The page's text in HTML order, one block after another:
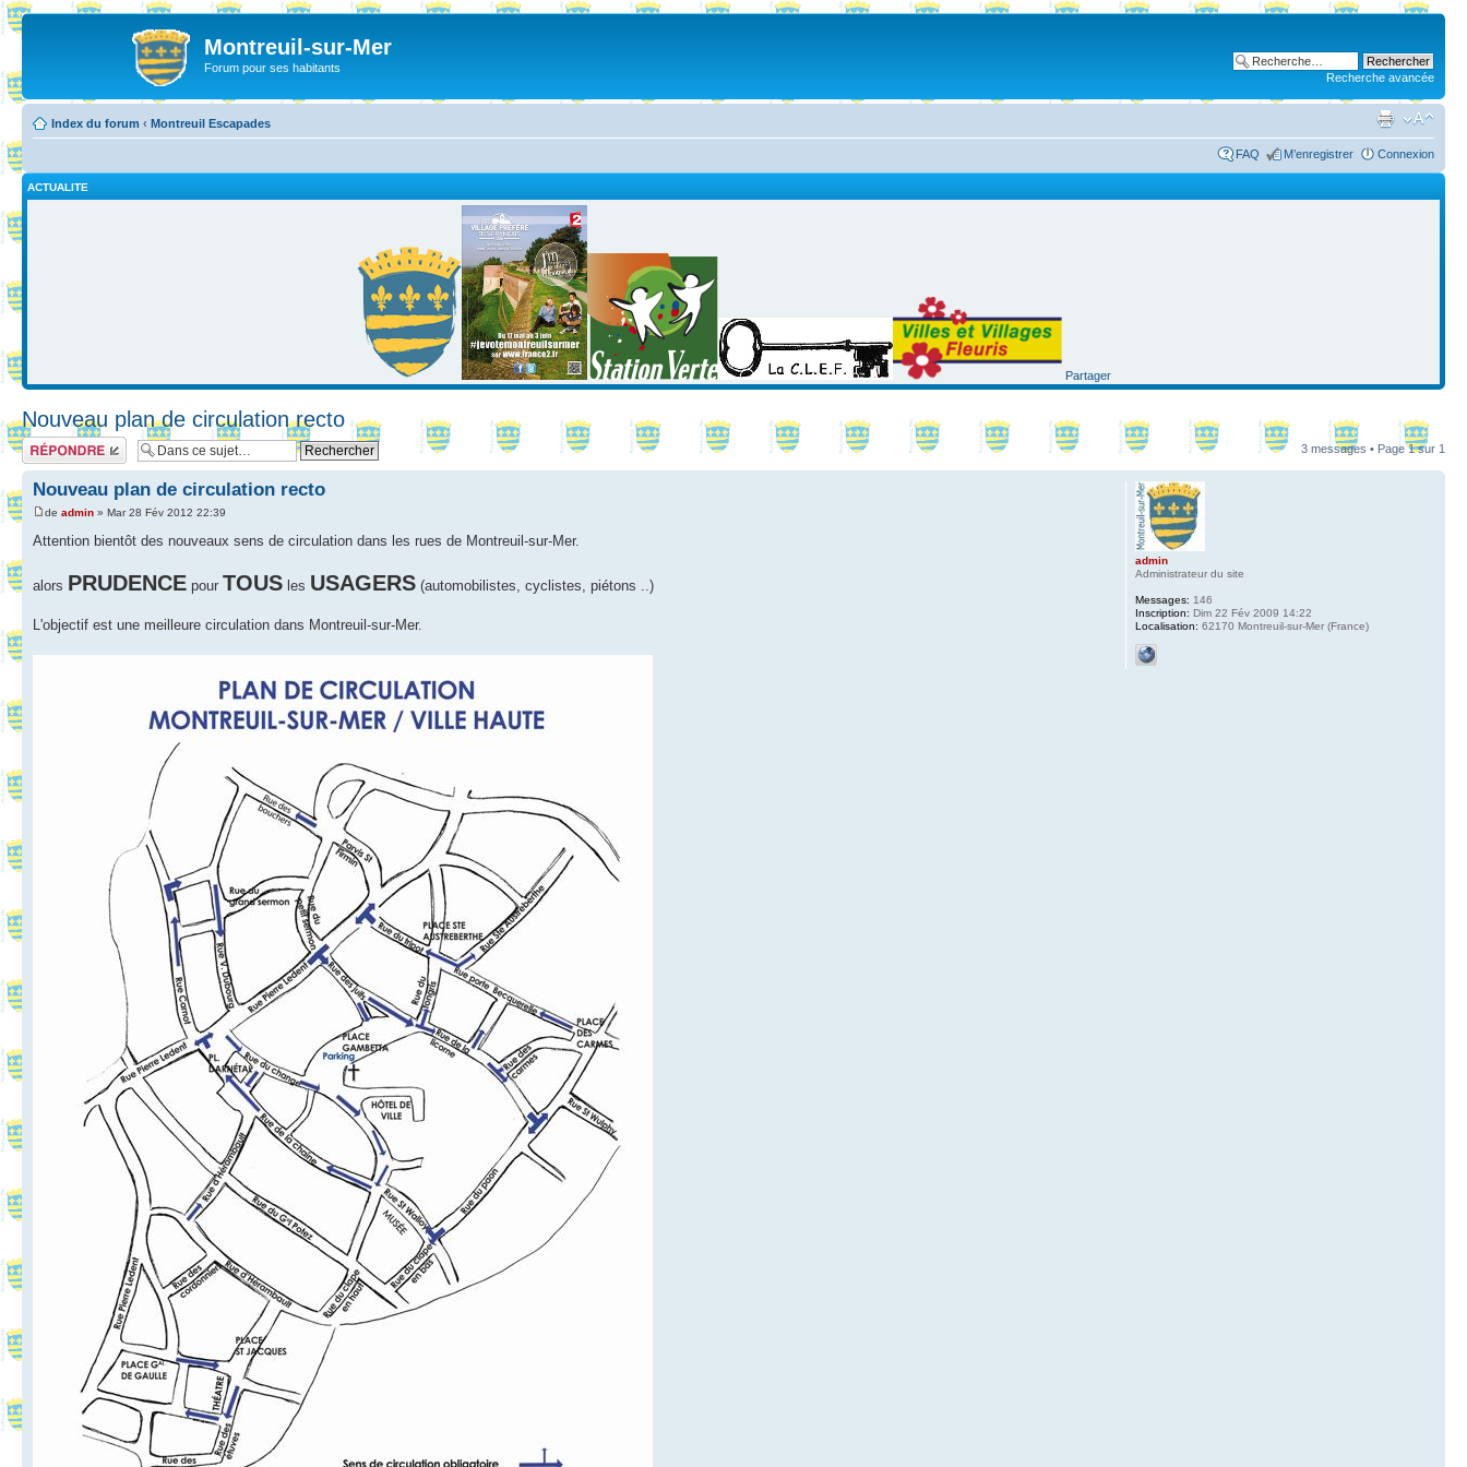
Montreuil-sur-Mer
Forum pour ses habitants
Recherche avancée
Index du forum ‹ Montreuil Escapades
FAQ M’enregistrer Connexion
ACTUALITE
Partager
Nouveau plan de circulation recto
Répondre 3 messages • Page1sur 1
Nouveau plan de circulation recto
de admin » Mar 28 Fév 2012 22:39
Attention bientôt des nouveaux sens de circulation dans les rues de Montreuil-sur-Mer.
alors PRUDENCE pour TOUS les USAGERS (automobilistes, cyclistes, piétons ..)
L'objectif est une meilleure circulation dans Montreuil-sur-Mer.
admin
Administrateur du site
Messages: 146
Inscription: Dim 22 Fév 2009 14:22
Localisation: 62170 Montreuil-sur-Mer (France)